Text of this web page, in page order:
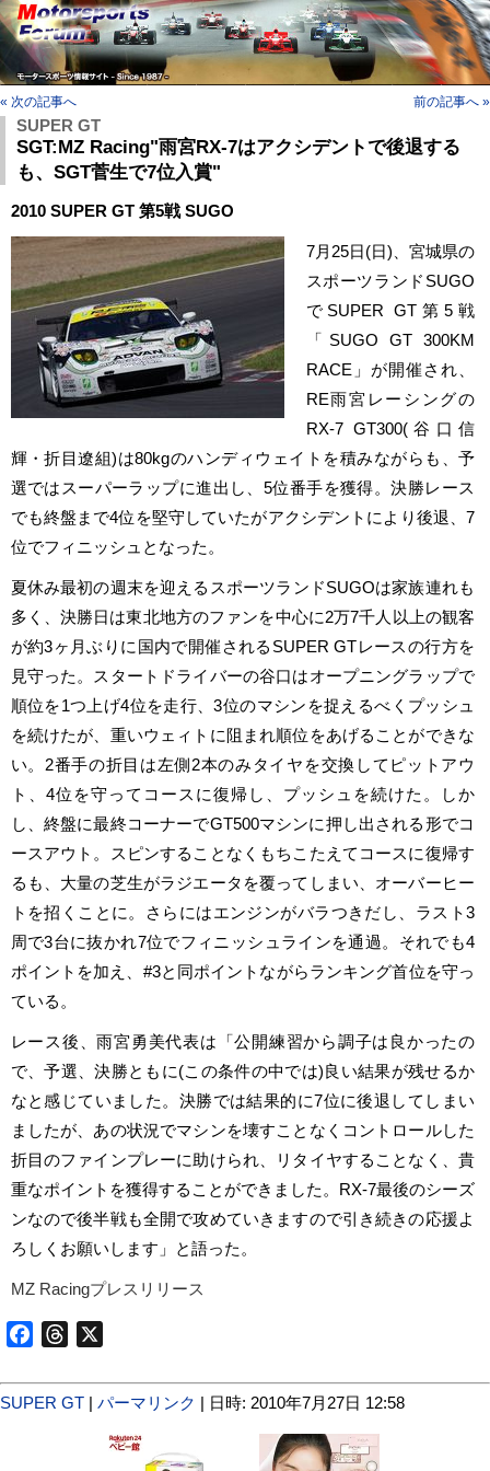
« 次の記事へ 前の記事へ »
SUPER GT
SGT:MZ Racing"雨宮RX-7はアクシデントで後退する
も、SGT菅生で7位入賞"
2010 SUPER GT 第5戦 SUGO
7月25日(日)、宮城県の
スポーツランドSUGO
でSUPER GT第5戦
「SUGO GT 300KM
RACE」が開催され、
RE雨宮レーシングの
RX-7 GT300(谷口信
輝・折目遼組)は80kgのハンディウェイトを積みながらも、予
選ではスーパーラップに進出し、5位番手を獲得。決勝レース
でも終盤まで4位を堅守していたがアクシデントにより後退、7
位でフィニッシュとなった。
夏休み最初の週末を迎えるスポーツランドSUGOは家族連れも
多く、決勝日は東北地方のファンを中心に2万7千人以上の観客
が約3ヶ月ぶりに国内で開催されるSUPER GTレースの行方を
見守った。スタートドライバーの谷口はオープニングラップで
順位を1つ上げ4位を走行、3位のマシンを捉えるべくプッシュ
を続けたが、重いウェィトに阻まれ順位をあげることができな
い。2番手の折目は左側2本のみタイヤを交換してピットアウ
ト、4位を守ってコースに復帰し、プッシュを続けた。しか
し、終盤に最終コーナーでGT500マシンに押し出される形でコ
ースアウト。スピンすることなくもちこたえてコースに復帰す
るも、大量の芝生がラジエータを覆ってしまい、オーバーヒー
トを招くことに。さらにはエンジンがバラつきだし、ラスト3
周で3台に抜かれ7位でフィニッシュラインを通過。それでも4
ポイントを加え、#3と同ポイントながらランキング首位を守っ
ている。
レース後、雨宮勇美代表は「公開練習から調子は良かったの
で、予選、決勝ともに(この条件の中では)良い結果が残せるか
なと感じていました。決勝では結果的に7位に後退してしまい
ましたが、あの状況でマシンを壊すことなくコントロールした
折目のファインプレーに助けられ、リタイヤすることなく、貴
重なポイントを獲得することができました。RX-7最後のシーズ
ンなので後半戦も全開で攻めていきますので引き続きの応援よ
ろしくお願いします」と語った。
MZ Racingプレスリリース
FacebookThreads
SUPER GT | パーマリンク | 日時: 2010年7月27日 12:58